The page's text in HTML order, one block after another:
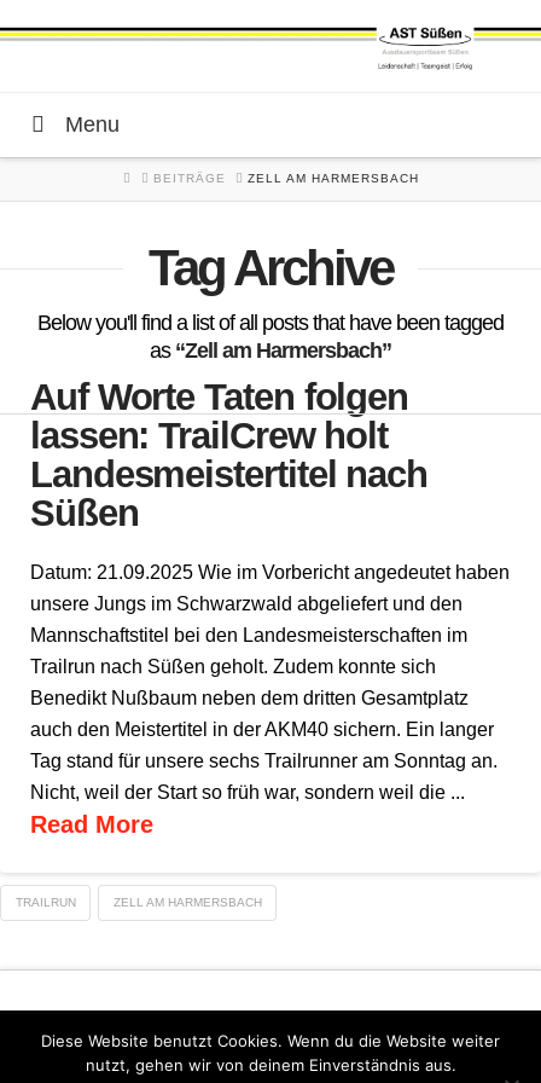
Menu
HOMEBEITRÄGE ZELL AM HARMERSBACH
Tag Archive
Below you'll find a list of all posts that have been tagged
as “Zell am Harmersbach”
Auf Worte Taten folgen
lassen: TrailCrew holt
Landesmeistertitel nach
Süßen
Datum: 21.09.2025 Wie im Vorbericht angedeutet haben
unsere Jungs im Schwarzwald abgeliefert und den
Mannschaftstitel bei den Landesmeisterschaften im
Trailrun nach Süßen geholt. Zudem konnte sich
Benedikt Nußbaum neben dem dritten Gesamtplatz
auch den Meistertitel in der AKM40 sichern. Ein langer
Tag stand für unsere sechs Trailrunner am Sonntag an.
Nicht, weil der Start so früh war, sondern weil die ...
Read More
TRAILRUN ZELL AM HARMERSBACH
DATENSCHUTZERKLÄRUNG IMPRESSUM
Diese Website benutzt Cookies. Wenn du die Website weiter
nutzt, gehen wir von deinem Einverständnis aus.